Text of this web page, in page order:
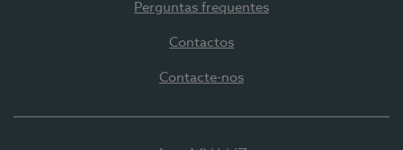
Perguntas frequentes
Contactos
Contacte-nos